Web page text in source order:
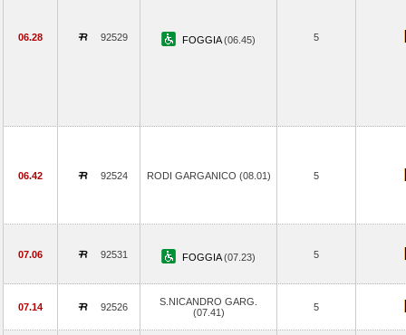
06.28 92529 FOGGIA(06.45) 5
06.42 92524 RODI GARGANICO (08.01) 5
07.06 92531 FOGGIA(07.23) 5
07.14 92526
S.NICANDRO GARG.
(07.41)
5